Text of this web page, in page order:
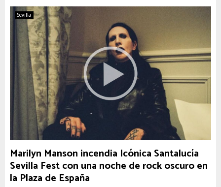
Sevilla
Marilyn Manson incendia Icónica Santalucía
Sevilla Fest con una noche de rock oscuro en
la Plaza de España